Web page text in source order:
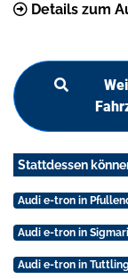
Details zum
Stattdessen
Audi e-tron in
Audi e-tron in
Audi e-tron in